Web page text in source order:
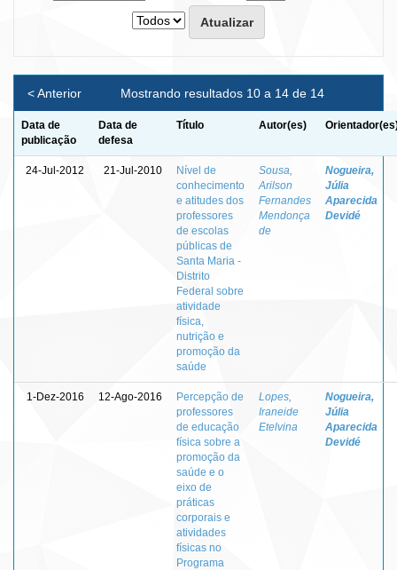
Mostrando resultados 10 a 14 de 14
< Anterior
Data de
publicação
Data de
defesa
Título Autor(es)
24-Jul-2012 21-Jul-2010
Nível de
conhecimento
e atitudes dos
professores
de escolas
públicas de
Santa Maria -
Distrito
Federal sobre
atividade
física,
nutrição e
promoção da
saúde
Sousa,
Arilson
Fernandes
Mendonça
de
Nogueira,
Júlia
Aparecida
Devidé
1-Dez-2016 12-Ago-2016
Percepção de
professores
de educação
física sobre a
promoção da
saúde e o
eixo de
práticas
corporais e
atividades
físicas no
Programa
Lopes,
Iraneide
Etelvina
Nogueira,
Júlia
Aparecida
Devidé